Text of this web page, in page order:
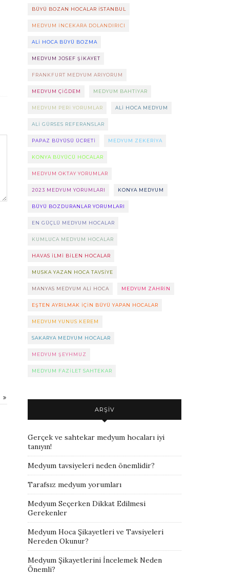
BÜYÜ BOZAN HOCALAR ISTANBUL
MEDYUM INCEKARA DOLANDIRICI
ALI HOCA BÜYÜ BOZMA
MEDYUM JOSEF ŞIKAYET
FRANKFURT MEDYUM ARIYORUM
MEDYUM ÇIĞDEM MEDYUM BAHTIYAR
MEDYUM PERI YORUMLAR ALI HOCA MEDYUM
ALI GÜRSES REFERANSLAR
PAPAZ BÜYÜSÜ ÜCRETI MEDYUM ZEKERIYA
KONYA BÜYÜCÜ HOCALAR
MEDYUM OKTAY YORUMLAR
2023 MEDYUM YORUMLARI KONYA MEDYUM
BÜYÜ BOZDURANLAR YORUMLARI
EN GÜÇLÜ MEDYUM HOCALAR
KUMLUCA MEDYUM HOCALAR
HAVAS ILMI BILEN HOCALAR
MUSKA YAZAN HOCA TAVSIYE
MANYAS MEDYUM ALI HOCA MEDYUM ZAHRIN
EŞTEN AYRILMAK IÇIN BÜYÜ YAPAN HOCALAR
MEDYUM YUNUS KEREM
SAKARYA MEDYUM HOCALAR
MEDYUM ŞEYHMUZ
MEDYUM FAZILET SAHTEKAR
ARŞIV
Gerçek ve sahtekar medyum hocaları iyi
tanıyın!
Medyum tavsiyeleri neden önemlidir?
Tarafsız medyum yorumları
Medyum Seçerken Dikkat Edilmesi
Gerekenler
Medyum Hoca Şikayetleri ve Tavsiyeleri
Nereden Okunur?
Medyum Şikayetlerini İncelemek Neden
Önemli?